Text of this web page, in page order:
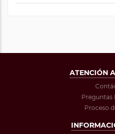
ATENCIÓN
Preguntas
Proceso